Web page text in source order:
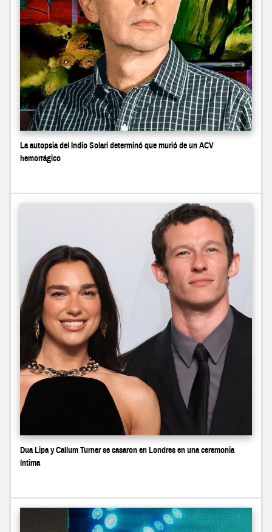
La autopsia del Indio Solari determinó que murió de un ACV
hemorrágico
Dua Lipa y Callum Turner se casaron en Londres en una ceremonia
íntima